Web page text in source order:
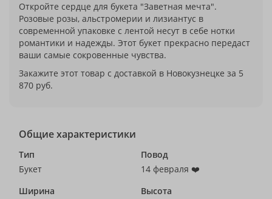
Откройте сердце для букета "Заветная мечта".
Розовые розы, альстромерии и лизиантус в
современной упаковке с лентой несут в себе нотки
романтики и надежды. Этот букет прекрасно передаст
ваши самые сокровенные чувства.
Закажите этот товар с доставкой в Новокузнецке за 5
870 руб.
Общие характеристики
Тип
Букет
Повод
14 февраля ❤️
Ширина
Высота